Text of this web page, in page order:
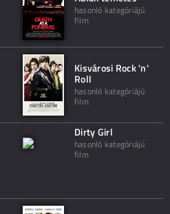
hasonló kategóriájú
film
Kisvárosi Rock 'n'
Roll
hasonló kategóriájú
film
Dirty Girl
hasonló kategóriájú
film